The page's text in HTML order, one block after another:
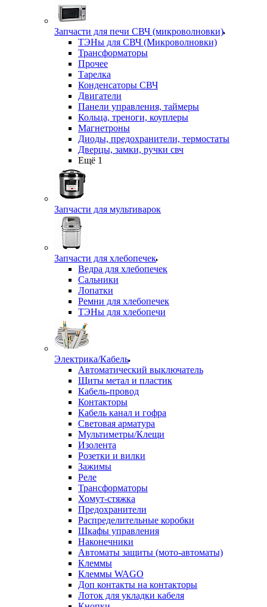
Запчасти для печи СВЧ (микроволновки)
ТЭНы для СВЧ (Микроволновки)
Трансформаторы
Прочее
Тарелка
Конденсаторы СВЧ
Двигатели
Панели управления, таймеры
Кольца, треноги, коуплеры
Магнетроны
Диоды, предохранители, термостаты
Дверцы, замки, ручки свч
Ещё 1
Запчасти для мультиварок
Запчасти для хлебопечек
Ведра для хлебопечек
Сальники
Лопатки
Ремни для хлебопечек
ТЭНы для хлебопечи
Электрика/Кабель
Автоматический выключатель
Щиты метал и пластик
Кабель-провод
Контакторы
Кабель канал и гофра
Световая арматура
Мультиметры/Клещи
Изолента
Розетки и вилки
Зажимы
Реле
Трансформаторы
Хомут-стяжка
Предохранители
Распределительные коробки
Шкафы управления
Наконечники
Автоматы защиты (мото-автоматы)
Клеммы
Клеммы WAGO
Доп контакты на контакторы
Лоток для укладки кабеля